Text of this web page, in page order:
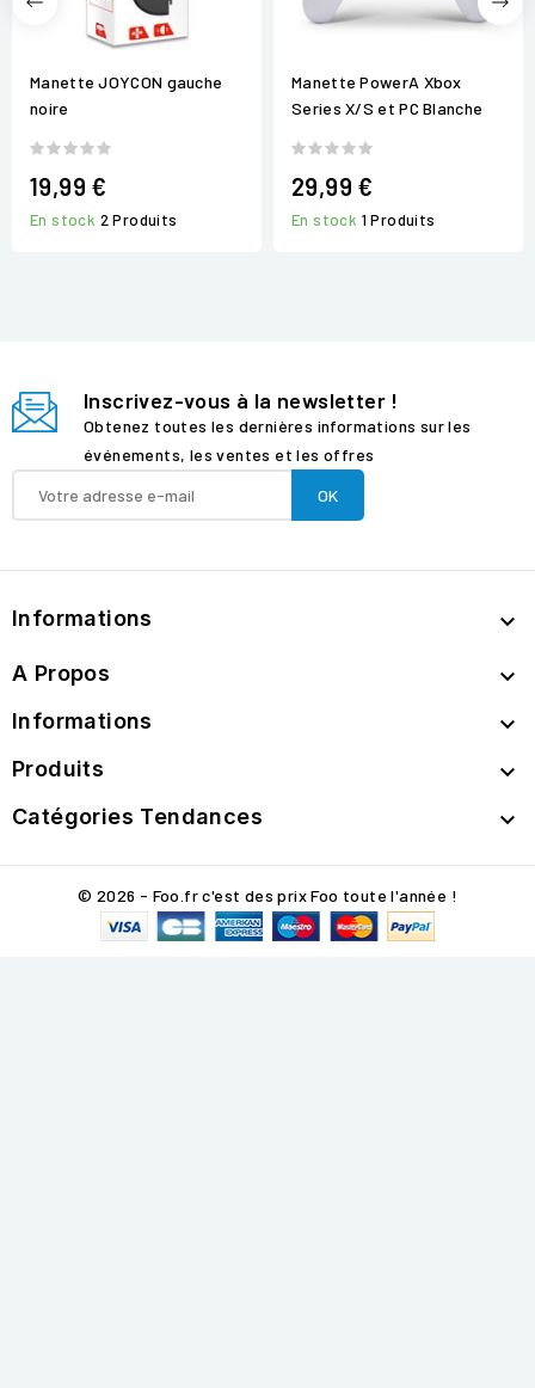
Manette JOYCON gauche
noire
19,99 €
En stock 2 Produits
Manette PowerA Xbox
Series X/S et PC Blanche
29,99 €
En stock 1 Produits
Inscrivez-vous à la newsletter !
Obtenez toutes les dernières informations sur les
événements, les ventes et les offres
Informations 
A Propos 
Informations 
Produits 
Catégories Tendances 
© 2026 - Foo.fr c'est des prix Foo toute l'année !